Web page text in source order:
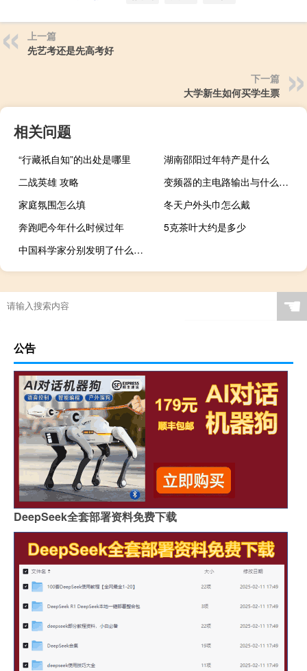
上一篇
先艺考还是先高考好
下一篇
大学新生如何买学生票
相关问题
“行藏祇自知”的出处是哪里
湖南邵阳过年特产是什么
二战英雄 攻略
变频器的主电路输出与什么连接
家庭氛围怎么填
冬天户外头巾怎么戴
奔跑吧今年什么时候过年
5克茶叶大约是多少
中国科学家分别发明了什么（中国科学家有哪些发明）
☚
公告
DeepSeek全套部署资料免费下载